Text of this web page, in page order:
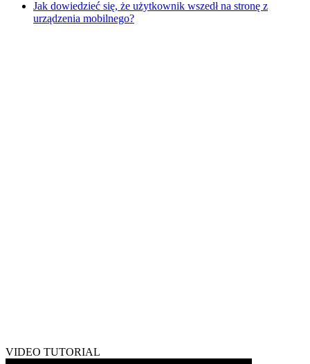
Jak dowiedzieć się, że użytkownik wszedł na stronę z
urządzenia mobilnego?
VIDEO TUTORIAL